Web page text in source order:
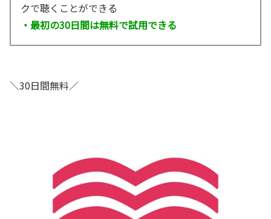
クで聴くことができる
・最初の30日間は無料で試用できる
＼30日間無料／